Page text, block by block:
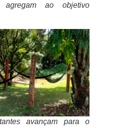
agregam ao objetivo
avançam para o